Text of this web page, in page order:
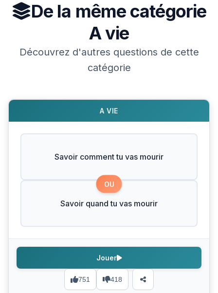
De la même catégorie
A vie
Découvrez d'autres questions de cette
catégorie
A VIE
Savoir comment tu vas mourir
OU
Savoir quand tu vas mourir
751 418
Jouer